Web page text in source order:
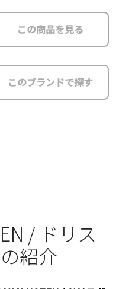
この商品を見る
このブランドで探す
/ ドリス
紹介